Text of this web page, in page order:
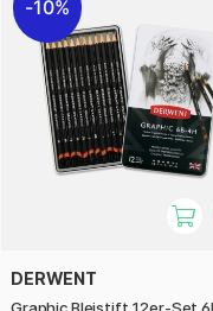
10%
DERWENT